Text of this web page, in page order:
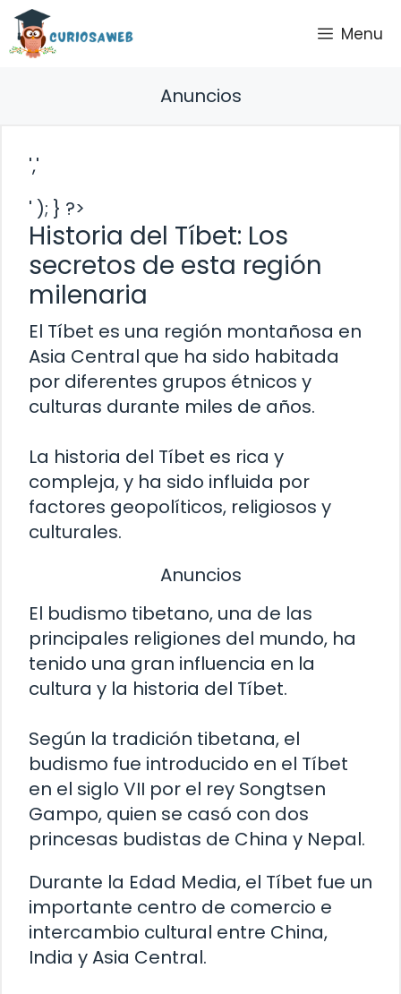
Saltar
contenido
Menu
Anuncios
','
' ); } ?>
Historia del Tíbet: Los
secretos de esta región
milenaria
El Tíbet es una región montañosa en
Asia Central que ha sido habitada
por diferentes grupos étnicos y
culturas durante miles de años.
La historia del Tíbet es rica y
compleja, y ha sido influida por
factores geopolíticos, religiosos y
culturales.
Anuncios
El budismo tibetano, una de las
principales religiones del mundo, ha
tenido una gran influencia en la
cultura y la historia del Tíbet.
Según la tradición tibetana, el
budismo fue introducido en el Tíbet
en el siglo VII por el rey Songtsen
Gampo, quien se casó con dos
princesas budistas de China y Nepal.
Durante la Edad Media, el Tíbet fue un
importante centro de comercio e
intercambio cultural entre China,
India y Asia Central.